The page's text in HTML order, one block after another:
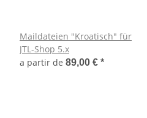
Maildateien "Kroatisch" für
JTL-Shop 5.x
a partir de 89,00 € *